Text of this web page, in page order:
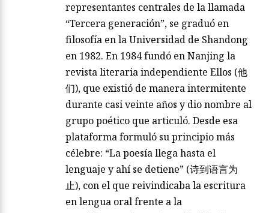
representantes centrales de la llamada
“Tercera generación”, se graduó en
filosofía en la Universidad de Shandong
en 1982. En 1984 fundó en Nanjing la
revista literaria independiente Ellos (他
们), que existió de manera intermitente
durante casi veinte años y dio nombre al
grupo poético que articuló. Desde esa
plataforma formuló su principio más
célebre: “La poesía llega hasta el
lenguaje y ahí se detiene” (诗到语言为
止), con el que reivindicaba la escritura
en lengua oral frente a la